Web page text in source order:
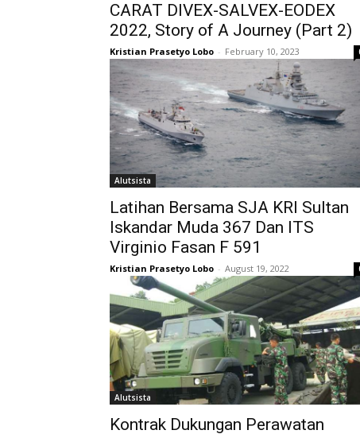
CARAT DIVEX-SALVEX-EODEX
2022, Story of A Journey (Part 2)
Kristian Prasetyo Lobo - February 10, 2023
Alutsista
Latihan Bersama SJA KRI Sultan
Iskandar Muda 367 Dan ITS
Virginio Fasan F 591
Kristian Prasetyo Lobo - August 19, 2022
Alutsista
Kontrak Dukungan Perawatan